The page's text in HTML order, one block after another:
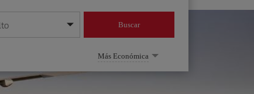
mes/año
Buscar
Más Económica